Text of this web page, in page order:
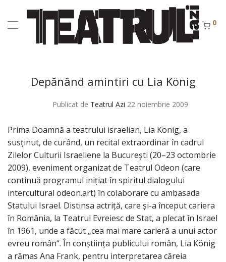
0
Depănând amintiri cu Lia König
Publicat de Teatrul Azi 22 noiembrie 2009
Prima Doamnă a teatrului israelian, Lia König, a
susţinut, de curând, un recital extraordinar în cadrul
Zilelor Culturii Israeliene la Bucureşti (20–23 octombrie
2009), eveniment organizat de Teatrul Odeon (care
continuă programul iniţiat în spiritul dialogului
intercultural odeon.art) în colaborare cu ambasada
Statului Israel. Distinsa actriţă, care şi-a început cariera
în România, la Teatrul Evreiesc de Stat, a plecat în Israel
în 1961, unde a făcut „cea mai mare carieră a unui actor
evreu român“. În conştiinţa publicului român, Lia König
a rămas Ana Frank, pentru interpretarea căreia